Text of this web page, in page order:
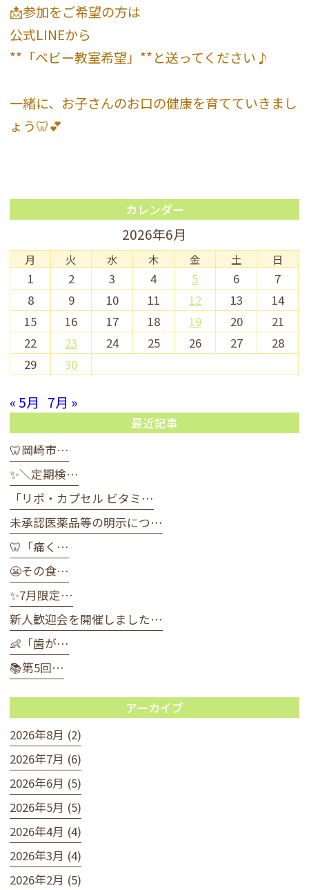
📩参加をご希望の方は
公式LINEから
**「ベビー教室希望」**と送ってください♪
一緒に、お子さんのお口の健康を育てていきまし
ょう🦷💕
カレンダー
2026年6月
月 火 水 木 金 土 日
1 2 3 4 5 6
7
8
9 10 11 12 13
14
15
16 17 18 19 20
21
22
23 24 25 26 27
28
29
30
« 5月 7月 »
最近記事
🦷岡崎市…
✨＼定期検…
「リポ・カプセル ビタミ…
未承認医薬品等の明示につ…
🦷「痛く…
😬その食…
✨7月限定…
新人歓迎会を開催しました…
👶「歯が…
📚第5回…
アーカイブ
2026年8月 (2)
2026年7月 (6)
2026年6月 (5)
2026年5月 (5)
2026年4月 (4)
2026年3月 (4)
2026年2月 (5)